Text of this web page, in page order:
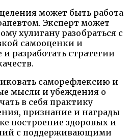
может быть работа
Эксперт может
хулигану разобраться с
самооценки и
разработать стратегии
саморефлексию и
мысли и убеждения о
в себя практику
признание и награды
построение здоровых и
с поддерживающими